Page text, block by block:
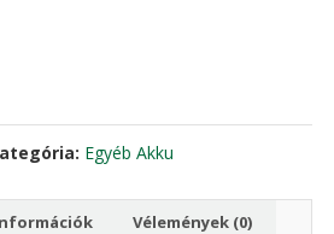
Egyéb Akku
Vélemények (0)